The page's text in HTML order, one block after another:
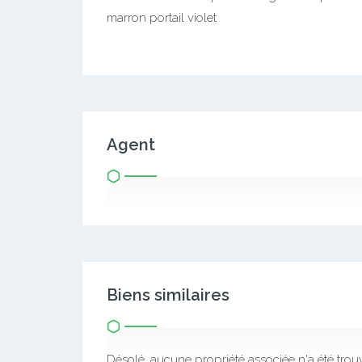
marron portail violet
Agent
Biens similaires